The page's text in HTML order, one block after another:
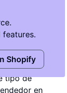
no olvides
el video
de
No
de
a cada
tipo de
en
Shopify